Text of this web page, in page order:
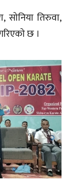
सोनिया तिरुवा,
छ ।